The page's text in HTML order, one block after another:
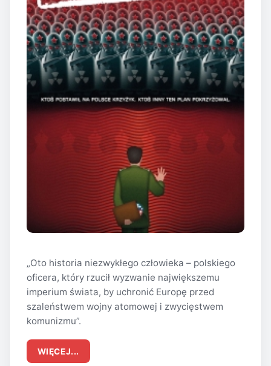
„Oto historia niezwykłego człowieka – polskiego
oficera, który rzucił wyzwanie największemu
imperium świata, by uchronić Europę przed
szaleństwem wojny atomowej i zwycięstwem
komunizmu”.
WIĘCEJ...